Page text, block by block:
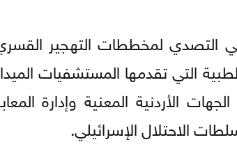
التصدي لمخططات التهجير
التي تقدمها المستشفيات
الأردنية المعنية وإدارة
الاحتلال الإسرائيلي.